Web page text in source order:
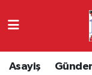
Asayiş